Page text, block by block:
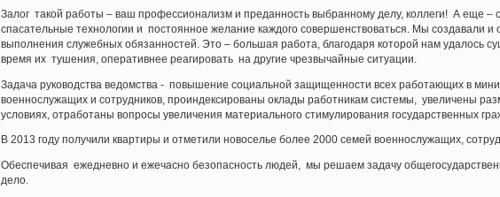
Залог такой работы – ваш профессионализм и преданность выбранному делу, коллеги! А еще
спасательные технологии и постоянное желание каждого совершенствоваться. Мы создавали
выполнения служебных обязанностей. Это – большая работа, благодаря которой нам удалось
время их тушения, оперативнее реагировать на другие чрезвычайные ситуации.
Задача руководства ведомства - повышение социальной защищенности всех работающих в
военнослужащих и сотрудников, проиндексированы оклады работникам системы, увеличены
условиях, отработаны вопросы увеличения материального стимулирования государственных
В 2013 году получили квартиры и отметили новоселье более 2000 семей военнослужащих,
Обеспечивая ежедневно и ежечасно безопасность людей, мы решаем задачу
дело.